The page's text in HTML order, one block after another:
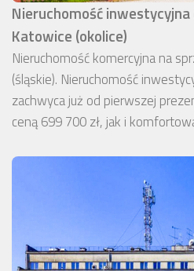
Nieruchomość
Katowice (okolice)
Nieruchomość komercyjna na
(śląskie). Nieruchomość
zachwyca już od pierwszej
ceną 699 700 zł, jak i